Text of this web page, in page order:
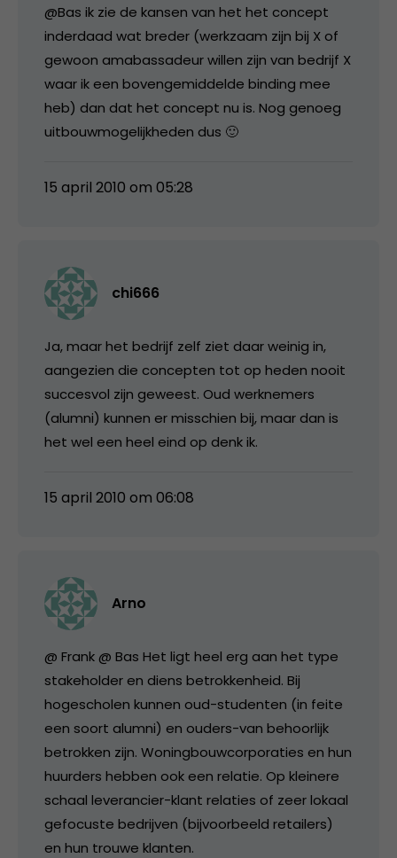
@Bas ik zie de kansen van het het concept
inderdaad wat breder (werkzaam zijn bij X of
gewoon amabassadeur willen zijn van bedrijf X
waar ik een bovengemiddelde binding mee
heb) dan dat het concept nu is. Nog genoeg
uitbouwmogelijkheden dus 🙂
15 april 2010 om 05:28
chi666
Ja, maar het bedrijf zelf ziet daar weinig in,
aangezien die concepten tot op heden nooit
succesvol zijn geweest. Oud werknemers
(alumni) kunnen er misschien bij, maar dan is
het wel een heel eind op denk ik.
15 april 2010 om 06:08
Arno
@ Frank @ Bas Het ligt heel erg aan het type
stakeholder en diens betrokkenheid. Bij
hogescholen kunnen oud-studenten (in feite
een soort alumni) en ouders-van behoorlijk
betrokken zijn. Woningbouwcorporaties en hun
huurders hebben ook een relatie. Op kleinere
schaal leverancier-klant relaties of zeer lokaal
gefocuste bedrijven (bijvoorbeeld retailers)
en hun trouwe klanten.